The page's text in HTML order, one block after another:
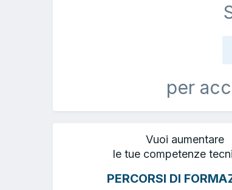
per
Vuoi aumentare
le tue competenze
PERCORSI DI